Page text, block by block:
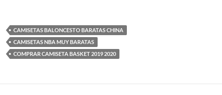
CAMISETAS BALONCESTO BARATAS CHINA
CAMISETAS NBA MUY BARATAS
COMPRAR CAMISETA BASKET 2019 2020